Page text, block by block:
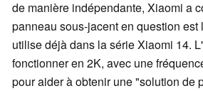
de manière indépendante, Xiaomi a
panneau sous-jacent en question est
utilise déjà dans la série Xiaomi 14.
fonctionner en 2K, avec une
pour aider à obtenir une "solution de